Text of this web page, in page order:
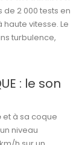
2 000 tests en
vitesse. Le
turbulence,
: le son
et à sa coque
niveau